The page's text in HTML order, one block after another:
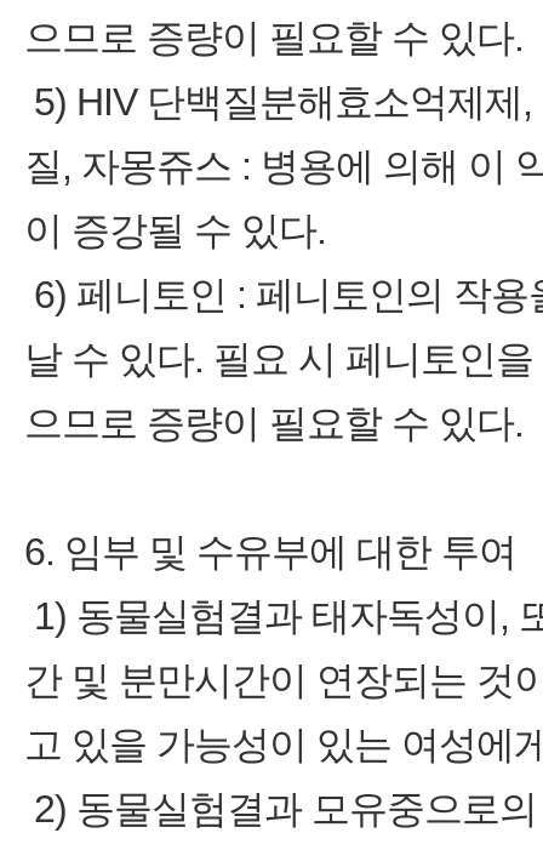
으므로 증량이 필요할 수 있다.
5) HIV 단백질분해효소억제
질, 자몽쥬스 : 병용에 의해 이
이 증강될 수 있다.
6) 페니토인 : 페니토인의 작
날 수 있다. 필요 시 페니토인
으므로 증량이 필요할 수 있다.
6. 임부 및 수유부에 대한 투여
1) 동물실험결과 태자독성이,
간 및 분만시간이 연장되는 것
고 있을 가능성이 있는 여성에
2) 동물실험결과 모유중으로